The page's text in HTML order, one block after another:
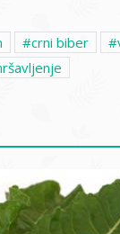
crni biber